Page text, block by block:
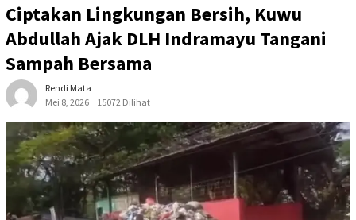
Ciptakan Lingkungan Bersih, Kuwu
Abdullah Ajak DLH Indramayu Tangani
Sampah Bersama
Rendi Mata
Mei 8, 2026
15072 Dilihat